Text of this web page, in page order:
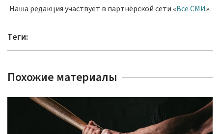
Наша редакция участвует в партнёрской сети «Все СМИ».
Теги:
Похожие материалы